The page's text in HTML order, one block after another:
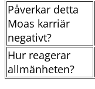
Påverkar detta
Moas karriär
negativt?
Hur reagerar
allmänheten?